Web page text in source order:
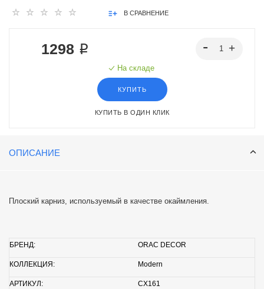
В СРАВНЕНИЕ
1298 ₽
На складе
КУПИТЬ
КУПИТЬ В ОДИН КЛИК
ОПИСАНИЕ
Плоский карниз, используемый в качестве окаймления.
БРЕНД: ORAC DECOR
КОЛЛЕКЦИЯ: Modern
АРТИКУЛ: CX161